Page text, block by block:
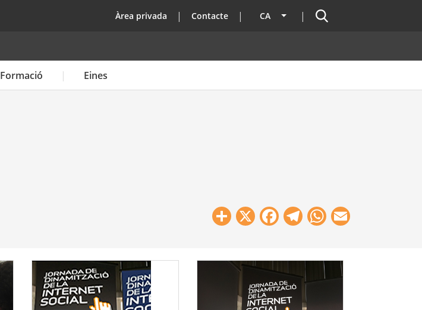
top
Àrea privada Contacte CA Llista les accions addicionals
Cercador
Formació Eines
Share
X Facebook
Telegram
WhatsApp